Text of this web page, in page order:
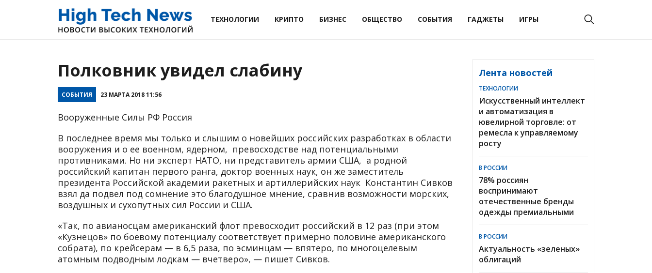
ТЕХНОЛОГИИ КРИПТО БИЗНЕС ОБЩЕСТВО СОБЫТИЯ ГАДЖЕТЫ ИГРЫ
Полковник увидел слабину
СОБЫТИЯ 23 МАРТА 2018 11:56
Вооруженные Силы РФ Россия
В последнее время мы только и слышим о новейших российских разработках в области
вооружения и о ее военном, ядерном, превосходстве над потенциальными
противниками. Но ни эксперт НАТО, ни представитель армии США, а родной
российский капитан первого ранга, доктор военных наук, он же заместитель
президента Российской академии ракетных и артиллерийских наук Константин Сивков
взял да подвел под сомнение это благодушное мнение, сравнив возможности морских,
воздушных и сухопутных сил России и США.
«Так, по авианосцам американский флот превосходит российский в 12 раз (при этом
«Кузнецов» по боевому потенциалу соответствует примерно половине американского
собрата), по крейсерам — в 6,5 раза, по эсминцам — впятеро, по многоцелевым
атомным подводным лодкам — вчетверо», — пишет Сивков.
Лента новостей
ТЕХНОЛОГИИ
Искусственный интеллект
и автоматизация в
ювелирной торговле: от
ремесла к управляемому
росту
В РОССИИ
78% россиян
воспринимают
отечественные бренды
одежды премиальными
В РОССИИ
Актуальность «зеленых»
облигаций